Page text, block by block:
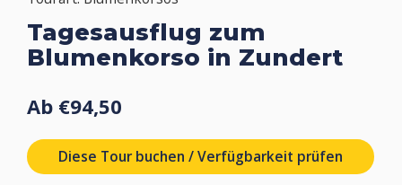
Tagesausflug zum
Blumenkorso in Zundert
Ab €94,50
Diese Tour buchen / Verfügbarkeit prüfen